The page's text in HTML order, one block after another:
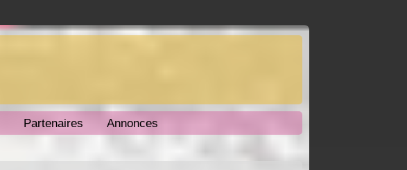
Partenaires Annonces